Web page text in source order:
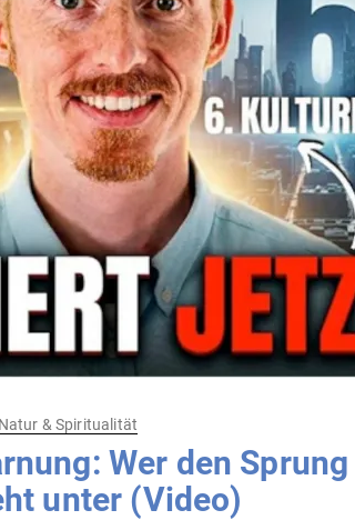
& Spiritualität
Wer den
unter (Video)